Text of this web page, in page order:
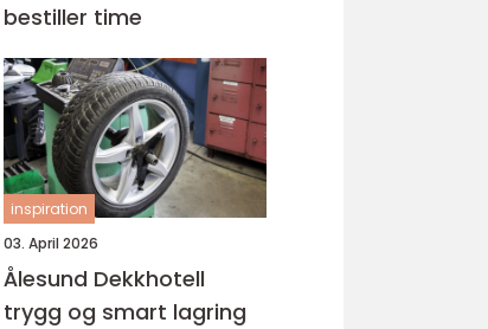
bestiller time
inspiration
03. April 2026
Ålesund Dekkhotell
trygg og smart lagring